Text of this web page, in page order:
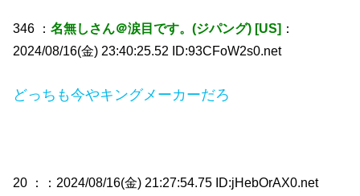
346 ：名無しさん＠涙目です。(ジパング) [US] ：
2024/08/16(金) 23:40:25.52 ID:93CFoW2s0.net
どっちも今やキングメーカーだろ
20 ： ：2024/08/16(金) 21:27:54.75 ID:jHebOrAX0.net